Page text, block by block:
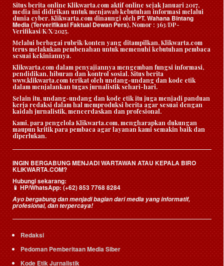
Situs berita online Klikwarta.com aktif online sejak Januari 2017,
media ini didirikan untuk menjawab kebutuhan informasi melalui
dunia cyber. Klikwarta.com dinaungi oleh PT. Wahana Bintang
Media (Terverifikasi Faktual Dewan Pers), Nomor : 363/DP-
Verifikasi/K/X/2025.
Melalui berbagai rubrik/konten yang ditampilkan, Klikwarta.com
terus melakukan pembenahan untuk memenuhi kebutuhan pembaca
sesuai kekiniannya.
Klikwarta.com dalam penyajiannya mengemban fungsi informasi,
pendidikan, hiburan dan kontrol sosial. Situs berita
www.klikwarta.com terikat oleh undang-undang dan kode etik
dalam menjalankan tugas jurnalistik sehari-hari.
Selain itu, undang-undang dan kode etik itu juga menjadi panduan
kerja redaksi dalam hal memproduksi berita agar sesuai dengan
kaidah jurnalistik, mencerdaskan dan profesional.
Kami, para pengelola Klikwarta.com, mengharapkan dukungan
maupun kritik para pembaca agar layanan kami semakin baik dan
diperlukan.
INGIN BERGABUNG MENJADI WARTAWAN ATAU KEPALA BIRO
KLIKWARTA.COM?
Hubungi sekarang:
📱HP/WhatsApp:(+62) 853 7768 8284
Ayo bergabung dan menjadi bagian dari media yang informatif,
profesional, dan terpercaya!
Redaksi
Pedoman Pemberitaan Media Siber
Kode Etik Jurnalistik